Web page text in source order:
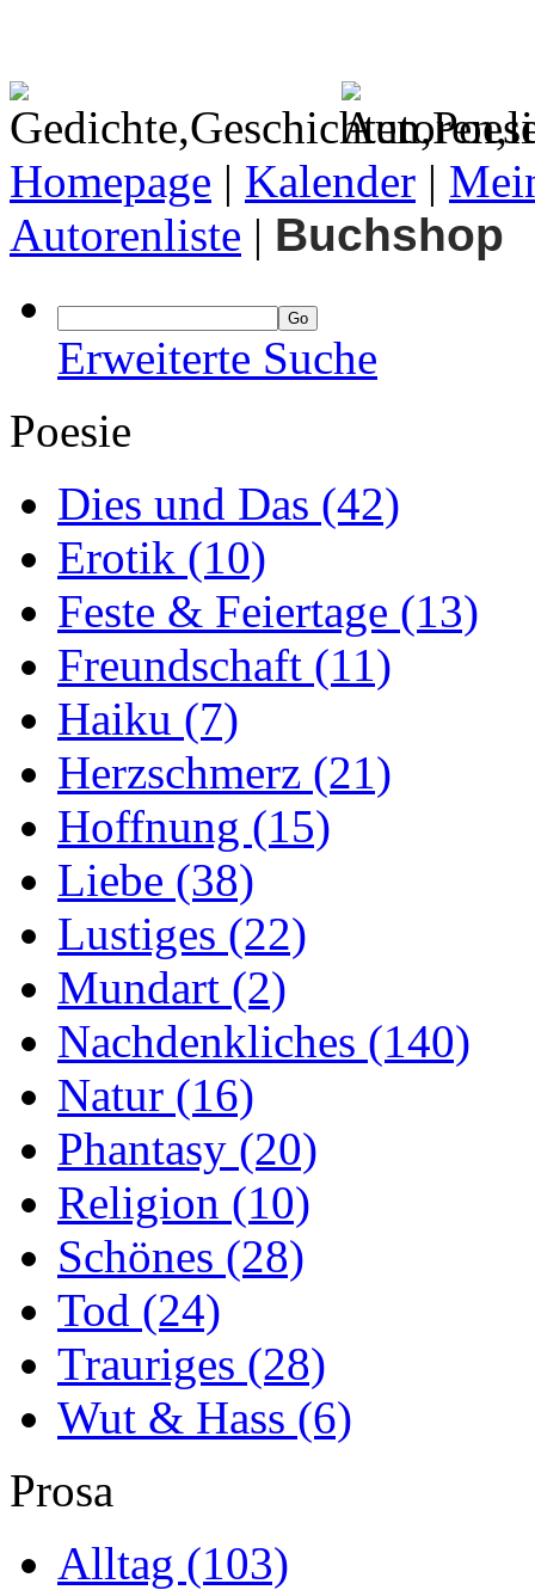
Homepage | Kalender |
Autorenliste | Buchshop
Erweiterte Suche
Poesie
Dies und Das (42)
Erotik (10)
Feste & Feiertage (13)
Freundschaft (11)
Haiku (7)
Herzschmerz (21)
Hoffnung (15)
Liebe (38)
Lustiges (22)
Mundart (2)
Nachdenkliches (140)
Natur (16)
Phantasy (20)
Religion (10)
Schönes (28)
Tod (24)
Trauriges (28)
Wut & Hass (6)
Prosa
Alltag (103)